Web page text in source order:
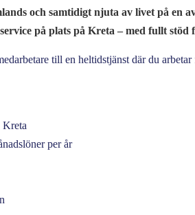
och samtidigt njuta av livet på en
på plats på Kreta – med fullt stöd
till en heltidstjänst där du
Kreta
per år